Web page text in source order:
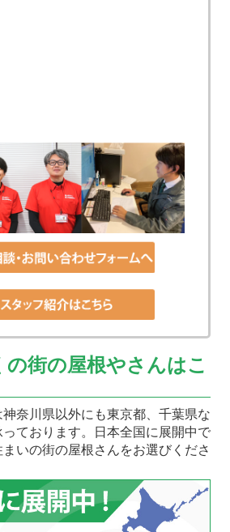
街の屋根やさんはこ
奈川県以外にも東京都、千葉県な
ております。日本全国に展開中で
いの街の屋根さんをお選びくださ